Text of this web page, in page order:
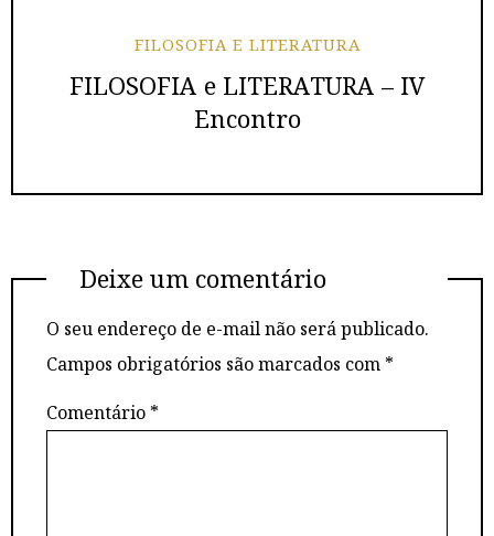
FILOSOFIA E LITERATURA
FILOSOFIA e LITERATURA – IV
Encontro
Deixe um comentário
O seu endereço de e-mail não será publicado.
Campos obrigatórios são marcados com *
Comentário *